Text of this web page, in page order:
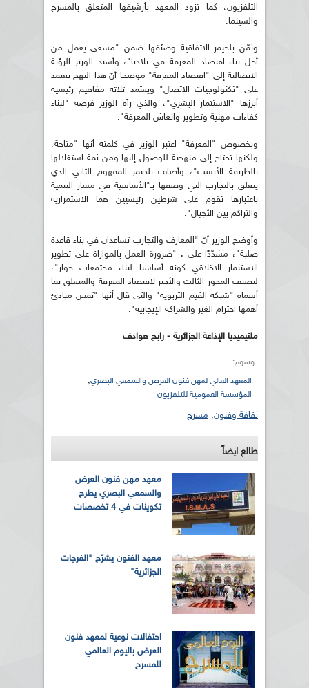
التلفزيون، كما تزود المعهد بأرشيفها المتعلق بالمسرح
والسينما.
وثمّن بلحيمر الاتفاقية وصنّفها ضمن "مسعى يعمل من
أجل بناء اقتصاد المعرفة في بلادنا"، وأسند الوزير الرؤية
الاتصالية إلى "اقتصاد المعرفة" موضحا أنّ هذا النهج يعتمد
على "تكنولوجيات الاتصال" ويعتمد ثلاثة مفاهيم رئيسية
أبرزها "الاستثمار البشري"، والذي رآه الوزير فرصة "لبناء
كفاءات مهنية وتطوير وانعاش المعرفة".
وبخصوص "المعرفة" اعتبر الوزير في كلمته أنها "متاحة،
ولكنها تحتاج إلى منهجية للوصول إليها ومن ثمة استغلالها
بالطريقة الأنسب"، وأضاف بلحيمر المفهوم الثاني الذي
يتعلق بالتجارب التي وصفها بـ"الأساسية في مسار التنمية
باعتبارها تقوم على شرطين رئيسيين هما الاستمرارية
والتراكم بين الأجيال".
وأوضح الوزير أنّ "المعارف والتجارب تساعدان في بناء قاعدة
صلبة"، مشدّدًا على : "ضرورة العمل بالموازاة على تطوير
الاستثمار الاخلاقي كونه أساسيا لبناء مجتمعات حوار"،
ليضيف المحور الثالث والأخير لاقتصاد المعرفة والمتعلق بما
أسماه "شبكة القيم التربوية" والتي قال أنها "تمس مبادئ
أهمها احترام الغير والشراكة الإيجابية".
ملتيميديا الإذاعة الجزائرية - رابح هوادف
وسوم:
المعهد العالي لمهن فنون العرض والسمعي البصري,
المؤسسة العمومية للتلفزيون
ثقافة وفنون, مسرح
طالع ايضاً
معهد مهن فنون العرض
والسمعي البصري يطرح
تكوينات في 4 تخصصات
معهد الفنون يشرّح "الفرجات
الجزائرية"
احتفالات نوعية لمعهد فنون
العرض باليوم العالمي
للمسرح